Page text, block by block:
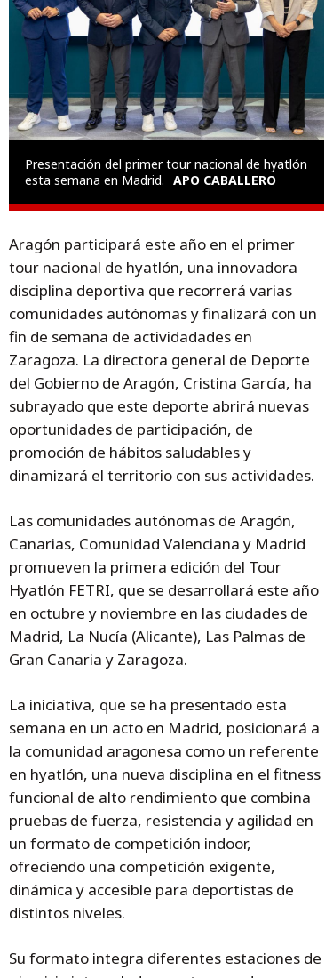
Presentación del primer tour nacional de hyatlón
esta semana en Madrid. APO CABALLERO
Aragón participará este año en el primer
tour nacional de hyatlón, una innovadora
disciplina deportiva que recorrerá varias
comunidades autónomas y finalizará con un
fin de semana de actividadades en
Zaragoza. La directora general de Deporte
del Gobierno de Aragón, Cristina García, ha
subrayado que este deporte abrirá nuevas
oportunidades de participación, de
promoción de hábitos saludables y
dinamizará el territorio con sus actividades.
Las comunidades autónomas de Aragón,
Canarias, Comunidad Valenciana y Madrid
promueven la primera edición del Tour
Hyatlón FETRI, que se desarrollará este año
en octubre y noviembre en las ciudades de
Madrid, La Nucía (Alicante), Las Palmas de
Gran Canaria y Zaragoza.
La iniciativa, que se ha presentado esta
semana en un acto en Madrid, posicionará a
la comunidad aragonesa como un referente
en hyatlón, una nueva disciplina en el fitness
funcional de alto rendimiento que combina
pruebas de fuerza, resistencia y agilidad en
un formato de competición indoor,
ofreciendo una competición exigente,
dinámica y accesible para deportistas de
distintos niveles.
Su formato integra diferentes estaciones de